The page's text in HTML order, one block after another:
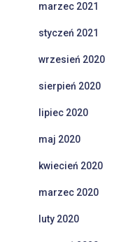
marzec 2021
styczeń 2021
wrzesień 2020
sierpień 2020
lipiec 2020
maj 2020
kwiecień 2020
marzec 2020
luty 2020